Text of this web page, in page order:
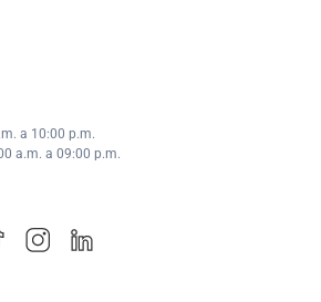
a 10:00 p.m.
a.m. a 09:00 p.m.